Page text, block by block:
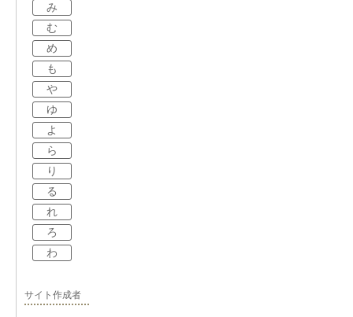
み
む
め
も
や
ゆ
よ
ら
り
る
れ
ろ
わ
サイト作成者